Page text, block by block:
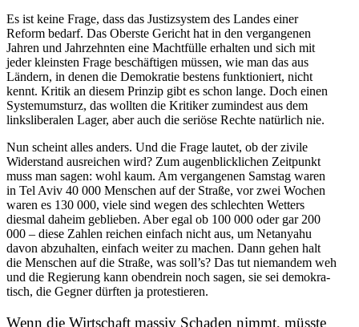
Es ist keine Frage, dass das Justiz­system des Landes einer
Reform bedarf. Das Oberste Gericht hat in den vergan­genen
Jahren und Jahrzehnten eine Macht­fülle erhalten und sich mit
jeder kleinsten Frage beschäf­tigen müssen, wie man das aus
Ländern, in denen die Demokratie bestens funktio­niert, nicht
kennt. Kritik an diesem Prinzip gibt es schon lange. Doch einen
System­um­sturz, das wollten die Kritiker zumindest aus dem
links­li­be­ralen Lager, aber auch die seriöse Rechte natürlich nie.
Nun scheint alles anders. Und die Frage lautet, ob der zivile
Wider­stand ausreichen wird? Zum augen­blick­lichen Zeitpunkt
muss man sagen: wohl kaum. Am vergan­genen Samstag waren
in Tel Aviv 40 000 Menschen auf der Straße, vor zwei Wochen
waren es 130 000, viele sind wegen des schlechten Wetters
diesmal daheim geblieben. Aber egal ob 100 000 oder gar 200
000 – diese Zahlen reichen einfach nicht aus, um Netanyahu
davon abzuhalten, einfach weiter zu machen. Dann gehen halt
die Menschen auf die Straße, was soll’s? Das tut niemandem weh
und die Regierung kann obendrein noch sagen, sie sei demokra­
tisch, die Gegner dürften ja protestieren.
Wenn die Wirtschaft massiv Schaden nimmt, müsste